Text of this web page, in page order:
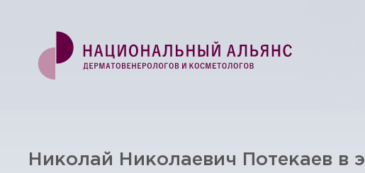
Николай Николаевич Потекаев в